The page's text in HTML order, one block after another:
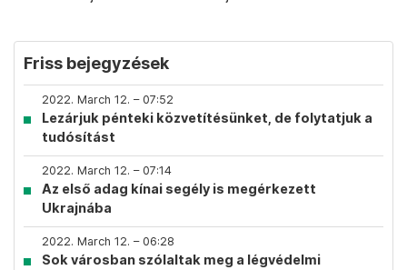
Friss bejegyzések
2022. March 12. – 07:52
Lezárjuk pénteki közvetítésünket, de folytatjuk a
tudósítást
2022. March 12. – 07:14
Az első adag kínai segély is megérkezett
Ukrajnába
2022. March 12. – 06:28
Sok városban szólaltak meg a légvédelmi